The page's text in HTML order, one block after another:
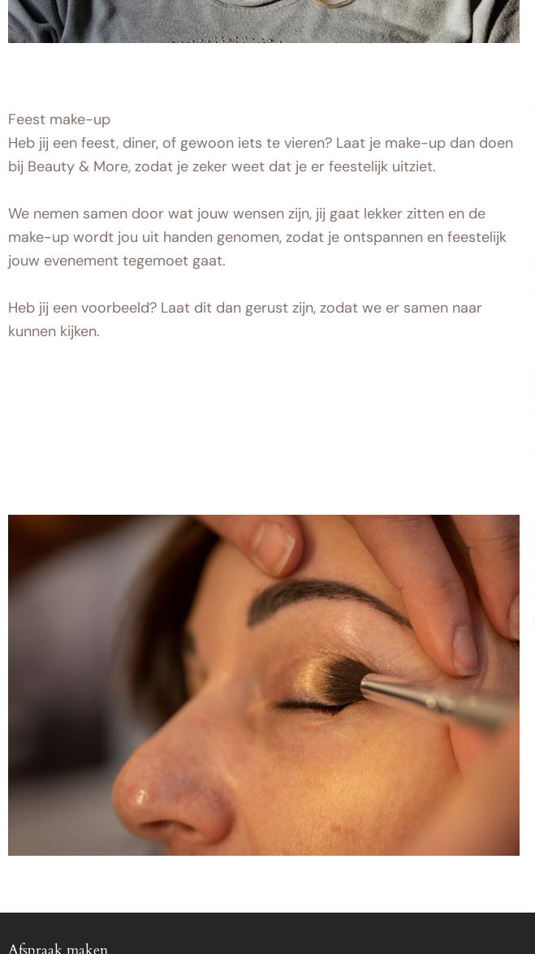
Feest make-up
Heb jij een feest, diner, of gewoon iets te vieren? Laat je make-up dan doen
bij Beauty & More, zodat je zeker weet dat je er feestelijk uitziet.
We nemen samen door wat jouw wensen zijn, jij gaat lekker zitten en de
make-up wordt jou uit handen genomen, zodat je ontspannen en feestelijk
jouw evenement tegemoet gaat.
Heb jij een voorbeeld? Laat dit dan gerust zijn, zodat we er samen naar
kunnen kijken.